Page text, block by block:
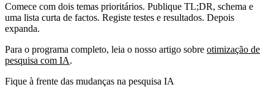
Comece com dois temas prioritários. Publique TL;DR, schema e
uma lista curta de factos. Registe testes e resultados. Depois
expanda.
Para o programa completo, leia o nosso artigo sobre otimização de
pesquisa com IA.
Fique à frente das mudanças na pesquisa IA